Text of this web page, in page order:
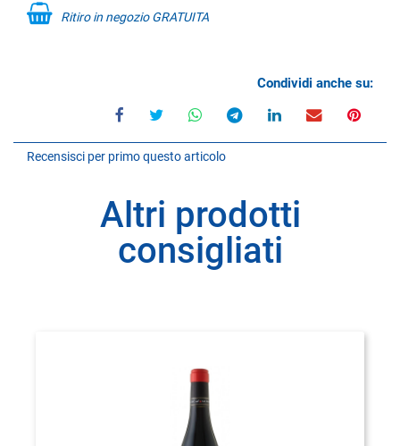
Ritiro in negozio GRATUITA
Condividi anche su:
Recensisci per primo questo articolo
Altri prodotti
consigliati